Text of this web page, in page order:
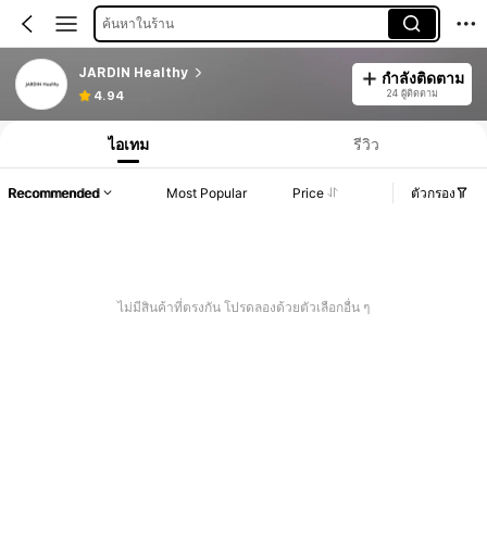
ค้นหาในร้าน
JARDIN Healthy
4.94
กำลังติดตาม
24 ผู้ติดตาม
ไอเทม รีวิว
Recommended Most Popular Price ตัวกรอง
ไม่มีสินค้าที่ตรงกัน โปรดลองด้วยตัวเลือกอื่น ๆ